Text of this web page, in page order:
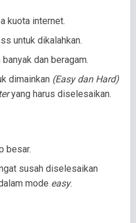
kuota internet.
untuk dikalahkan.
dan beragam.
dimainkan (Easy dan Hard)
yang harus diselesaikan.
besar.
susah diselesaikan
mode easy.